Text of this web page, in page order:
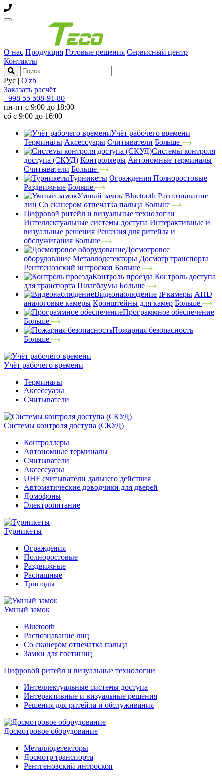
О нас Продукция Готовые решения Сервисный центр
Контакты
Рус | O'zb
Заказать расчёт
+998 55 508-91-80
пн-пт с 9:00 до 18:00
сб с 9:00 до 16:00
Учёт рабочего времени
Терминалы Аксессуары Считыватели Больше
Системы контроля
доступа (СКУД) Контроллеры Автономные терминалы
Считыватели Больше
Турникеты Ограждения Полноростовые
Раздвижные Больше
Умный замок Bluetooth Распознавание
лиц Со сканером отпечатка пальца Больше
Цифровой ритейл и визуальные технологии
Интеллектуальные системы доступа Интерактивные и
визуальные решения Решения для ритейла и
обслуживания Больше
Досмотровое
оборудование Металлодетекторы Досмотр транспорта
Рентгеновский интроскоп Больше
Контроль проезда Контроль доступа
для транспорта Шлагбаумы Больше
Видеонаблюдение IP камеры AHD
аналоговые камеры Кронштейны для камер Больше
Программное обеспечение
Больше
Пожарная безопасность
Больше
Учёт рабочего времени
Терминалы
Аксессуары
Считыватели
Системы контроля доступа (СКУД)
Контроллеры
Автономные терминалы
Считыватели
Аксессуары
UHF считыватели дальнего действия
Автоматические доводчики для дверей
Домофоны
Электропитание
Турникеты
Ограждения
Полноростовые
Раздвижные
Распашные
Триподы
Умный замок
Bluetooth
Распознавание лиц
Со сканером отпечатка пальца
Замки для гостиниц
Цифровой ритейл и визуальные технологии
Интеллектуальные системы доступа
Интерактивные и визуальные решения
Решения для ритейла и обслуживания
Досмотровое оборудование
Металлодетекторы
Досмотр транспорта
Рентгеновский интроскоп